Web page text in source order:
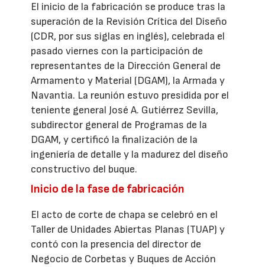
El inicio de la fabricación se produce tras la
superación de la Revisión Crítica del Diseño
(CDR, por sus siglas en inglés), celebrada el
pasado viernes con la participación de
representantes de la Dirección General de
Armamento y Material (DGAM), la Armada y
Navantia. La reunión estuvo presidida por el
teniente general José A. Gutiérrez Sevilla,
subdirector general de Programas de la
DGAM, y certificó la finalización de la
ingeniería de detalle y la madurez del diseño
constructivo del buque.
Inicio de la fase de fabricación
El acto de corte de chapa se celebró en el
Taller de Unidades Abiertas Planas (TUAP) y
contó con la presencia del director de
Negocio de Corbetas y Buques de Acción